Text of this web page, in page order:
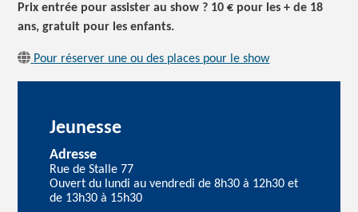
Prix entrée pour assister au show ? 10 € pour les + de 18
ans, gratuit pour les enfants.
Pour réserver une ou des places pour le show
Jeunesse
Adresse
Rue de Stalle 77
Ouvert du lundi au vendredi de 8h30 à 12h30 et
de 13h30 à 15h30